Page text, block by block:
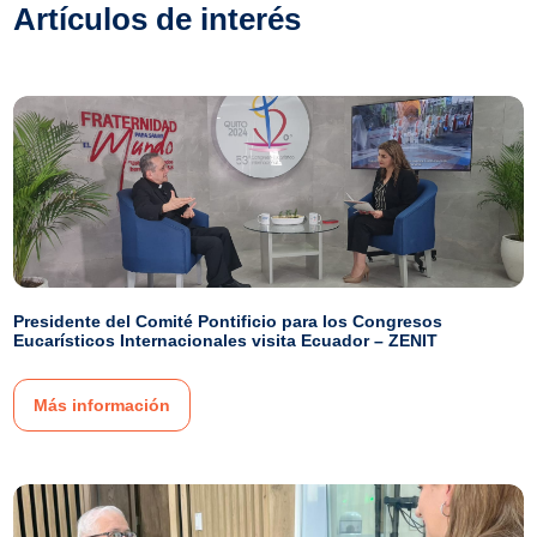
Artículos de interés
Presidente del Comité Pontificio para los Congresos
Eucarísticos Internacionales visita Ecuador – ZENIT
Más información